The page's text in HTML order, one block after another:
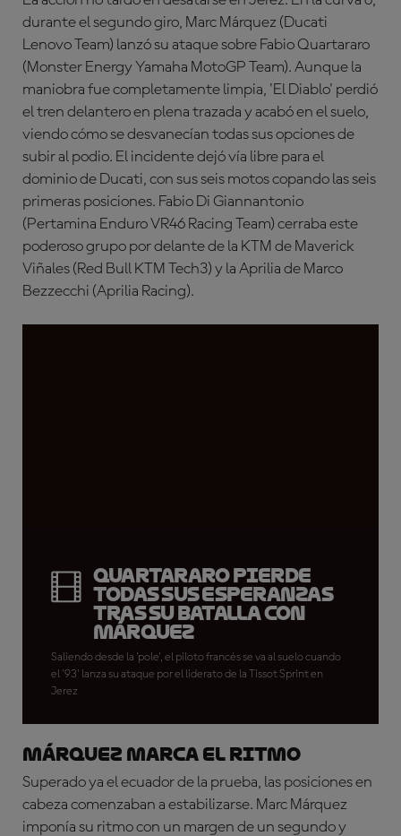
durante el segundo giro, Marc Márquez (Ducati
Lenovo Team) lanzó su ataque sobre Fabio Quartararo
(Monster Energy Yamaha MotoGP Team). Aunque la
maniobra fue completamente limpia, 'El Diablo' perdió
el tren delantero en plena trazada y acabó en el suelo,
viendo cómo se desvanecían todas sus opciones de
subir al podio. El incidente dejó vía libre para el
dominio de Ducati, con sus seis motos copando las seis
primeras posiciones. Fabio Di Giannantonio
(Pertamina Enduro VR46 Racing Team) cerraba este
poderoso grupo por delante de la KTM de Maverick
Viñales (Red Bull KTM Tech3) y la Aprilia de Marco
Bezzecchi (Aprilia Racing).
Quartararo pierde
todas sus esperanzas
tras su batalla con
Márquez
Saliendo desde la 'pole', el piloto francés se va al suelo cuando
el '93' lanza su ataque por el liderato de la Tissot Sprint en
Jerez
Márquez marca el ritmo
Superado ya el ecuador de la prueba, las posiciones en
cabeza comenzaban a estabilizarse. Marc Márquez
imponía su ritmo con un margen de un segundo y